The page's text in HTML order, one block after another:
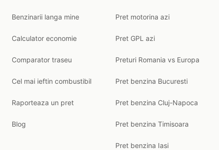
Benzinarii langa mine
Calculator economie
Comparator traseu
Cel mai ieftin combustibil
Raporteaza un pret
Blog
Pret motorina azi
Pret GPL azi
Preturi Romania vs Europa
Pret benzina Bucuresti
Pret benzina Cluj-Napoca
Pret benzina Timisoara
Pret benzina Iasi